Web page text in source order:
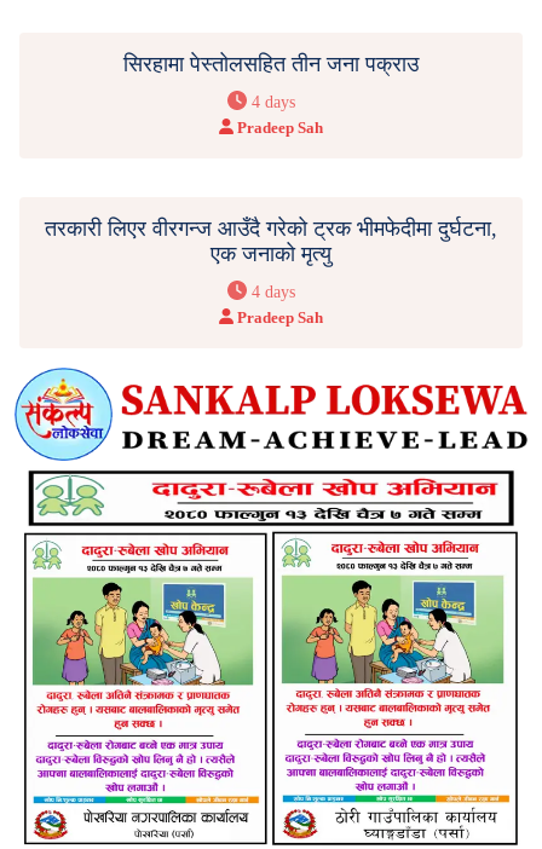
सिरहामा पेस्तोलसहित तीन जना पक्राउ
4 days
Pradeep Sah
तरकारी लिएर वीरगन्ज आउँदै गरेको ट्रक भीमफेदीमा दुर्घटना,
एक जनाको मृत्यु
4 days
Pradeep Sah